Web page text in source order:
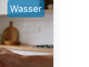
Wasser